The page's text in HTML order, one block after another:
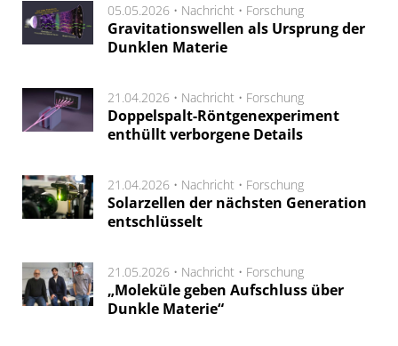
05.05.2026 • Nachricht • Forschung
Gravitationswellen als Ursprung der
Dunklen Materie
21.04.2026 • Nachricht • Forschung
Doppelspalt-Röntgenexperiment
enthüllt verborgene Details
21.04.2026 • Nachricht • Forschung
Solarzellen der nächsten Generation
entschlüsselt
21.05.2026 • Nachricht • Forschung
„Moleküle geben Aufschluss über
Dunkle Materie“